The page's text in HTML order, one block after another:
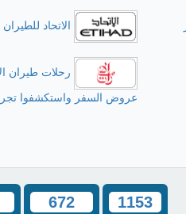
الاتحاد للطيران
رحلات طيران
عروض السفر واستكشفوا
1153
672